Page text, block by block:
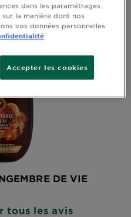
DE VIE
basé sur les avis
tous les avis
dans les paramétrages
la manière dont nos
vos données personnelles
Accepter les cookies